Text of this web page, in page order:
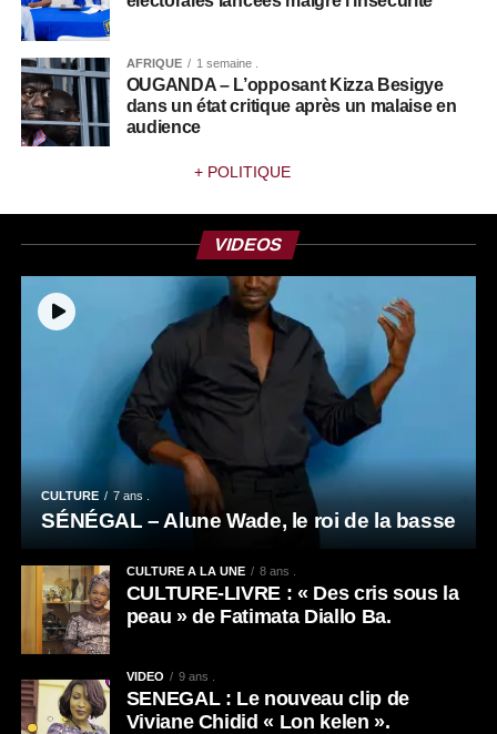
AFRIQUE 1 semaine .
OUGANDA – L’opposant Kizza Besigye
dans un état critique après un malaise en
audience
+ POLITIQUE
VIDEOS
CULTURE 7 ans .
SÉNÉGAL – Alune Wade, le roi de la basse
CULTURE A LA UNE 8 ans .
CULTURE-LIVRE : « Des cris sous la
peau » de Fatimata Diallo Ba.
VIDEO 9 ans .
SENEGAL : Le nouveau clip de
Viviane Chidid « Lon kelen ».